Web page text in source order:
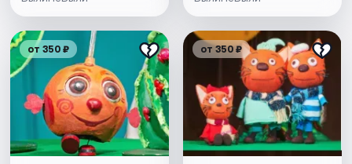
от 350 ₽ от 350 ₽